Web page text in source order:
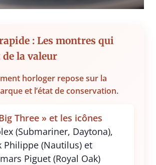
: Les montres qui
la valeur
horloger repose sur la
et l’état de conservation.
Three » et les icônes
(Submariner, Daytona),
Philippe (Nautilus) et
Piguet (Royal Oak)